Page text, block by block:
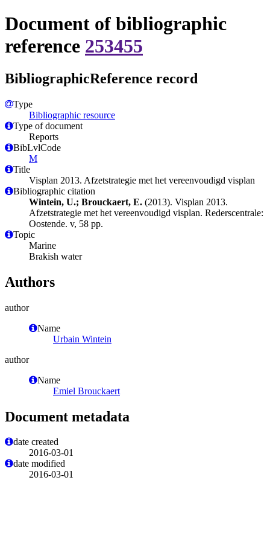
Document of bibliographic
reference 253455
BibliographicReference record
Type
Bibliographic resource
Type of document
Reports
BibLvlCode
M
Title
Visplan 2013. Afzetstrategie met het vereenvoudigd visplan
Bibliographic citation
Wintein, U.; Brouckaert, E. (2013). Visplan 2013.
Afzetstrategie met het vereenvoudigd visplan. Rederscentrale:
Oostende. v, 58 pp.
Topic
Marine
Brakish water
Authors
author
Name
Urbain Wintein
author
Name
Emiel Brouckaert
Document metadata
date created
2016-03-01
date modified
2016-03-01